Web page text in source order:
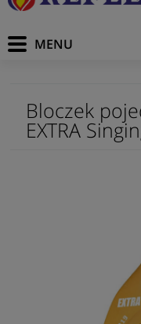
Bloczek
EXTRA